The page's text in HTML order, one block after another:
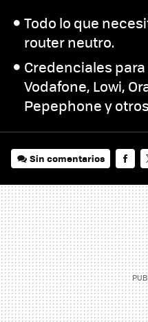
Todo lo que
router neutro.
Credenciales para
Vodafone, Lowi,
Pepephone y
Sin comentarios